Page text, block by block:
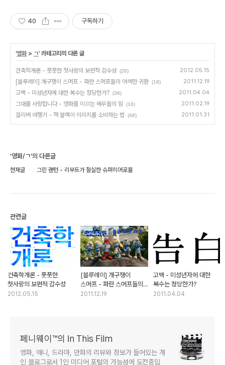
40 구독하기
'영화> ㄱ' 카테고리의 다른 글
건축학개론 - 풋풋한 첫사랑의 보편적 감수성 (28) 2012.05.15
[블루레이] 개구쟁이 스머프 - 파란 스머프들의 어색한 귀환 (18) 2011.12.19
고백 - 미성년자에 대한 복수는 정당한가? (36) 2011.04.04
그대를 사랑합니다 - 영화를 이끄는 배우들의 힘 (16) 2011.02.19
걸리버 여행기 - 잭 블랙이 이미지를 소비하는 법 (48) 2011.01.31
'영화/ㄱ'의 다른글
현재글 그린 랜턴 - 리부트가 절실한 슈퍼히어로물
관련글
건축학개론 - 풋풋한
첫사랑의 보편적 감수성
2012.05.15
[블루레이] 개구쟁이
스머프 - 파란 스머프들의
어색한 귀환
2011.12.19
고백 - 미성년자에 대한
복수는 정당한가?
2011.04.04
페니웨이™의 In This Film
영화, 애니, 드라마, 만화의 리뷰와 정보가 들어있는 개
인 블로그로서 1인 미디어 포털의 가능성에 도전중입